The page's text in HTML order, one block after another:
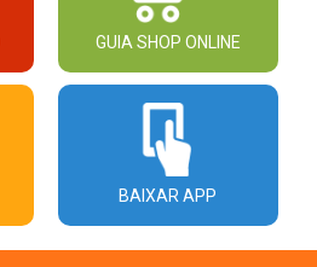
GUIA SHOP ONLINE
BAIXAR APP